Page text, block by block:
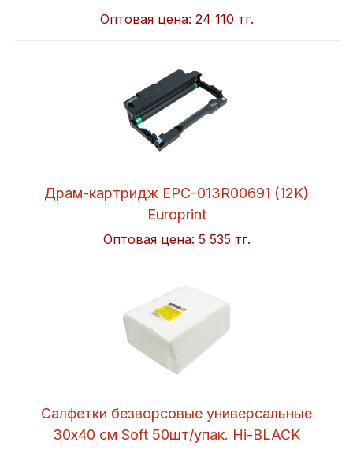
Оптовая цена: 24 110 тг.
Драм-картридж EPC-013R00691 (12K)
Europrint
Оптовая цена: 5 535 тг.
Салфетки безворсовые универсальные
30x40 см Soft 50шт/упак. Hi-BLACK